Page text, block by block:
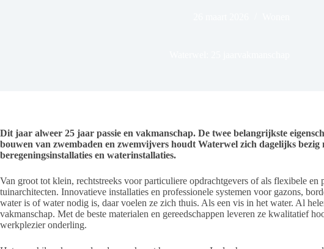
Dit jaar alweer 25 jaar passie en vakmanschap. De twee belangrijkste
bouwen van zwembaden en zwemvijvers houdt Waterwel zich dagelijks bezig
beregeningsinstallaties en waterinstallaties.
Van groot tot klein, rechtstreeks voor particuliere opdrachtgevers of als flexibele en
tuinarchitecten. Innovatieve installaties en professionele systemen voor gazons,
water is of water nodig is, daar voelen ze zich thuis. Als een vis in het water. Al
vakmanschap. Met de beste materialen en gereedschappen leveren ze kwalitatief
werkplezier onderling.